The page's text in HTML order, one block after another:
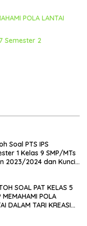
POLA LANTAI
Semester 2
Soal PTS IPS
1 Kelas 9 SMP/MTs
2023/2024 dan Kunci
SOAL PAT KELAS 5
MEMAHAMI POLA
DALAM TARI KREASI